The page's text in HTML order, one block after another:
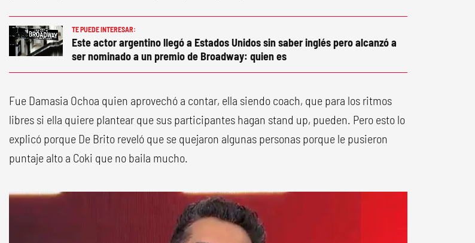
TE PUEDE INTERESAR:
Este actor argentino llegó a Estados Unidos sin saber inglés pero alcanzó a
ser nominado a un premio de Broadway: quien es
Fue Damasia Ochoa quien aprovechó a contar, ella siendo coach, que para los ritmos
libres si ella quiere plantear que sus participantes hagan stand up, pueden. Pero esto lo
explicó porque De Brito reveló que se quejaron algunas personas porque le pusieron
puntaje alto a Coki que no baila mucho.